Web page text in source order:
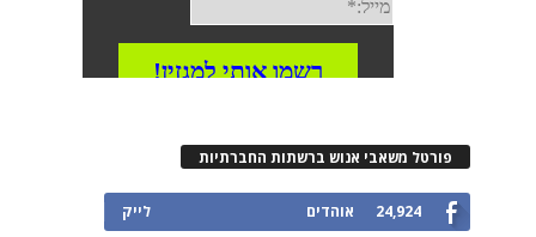
פורטל משאבי אנוש ברשתות החברתיות
24,924 אוהדים לייק